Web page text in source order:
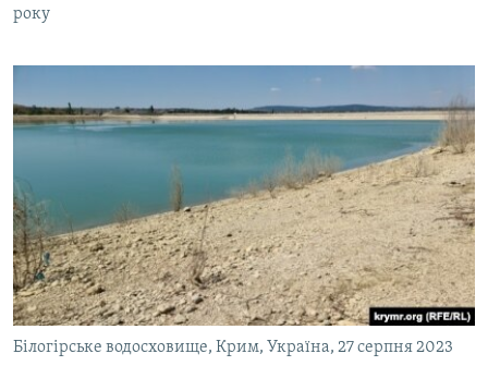
року
Білогірське водосховище, Крим, Україна, 27 серпня 2023